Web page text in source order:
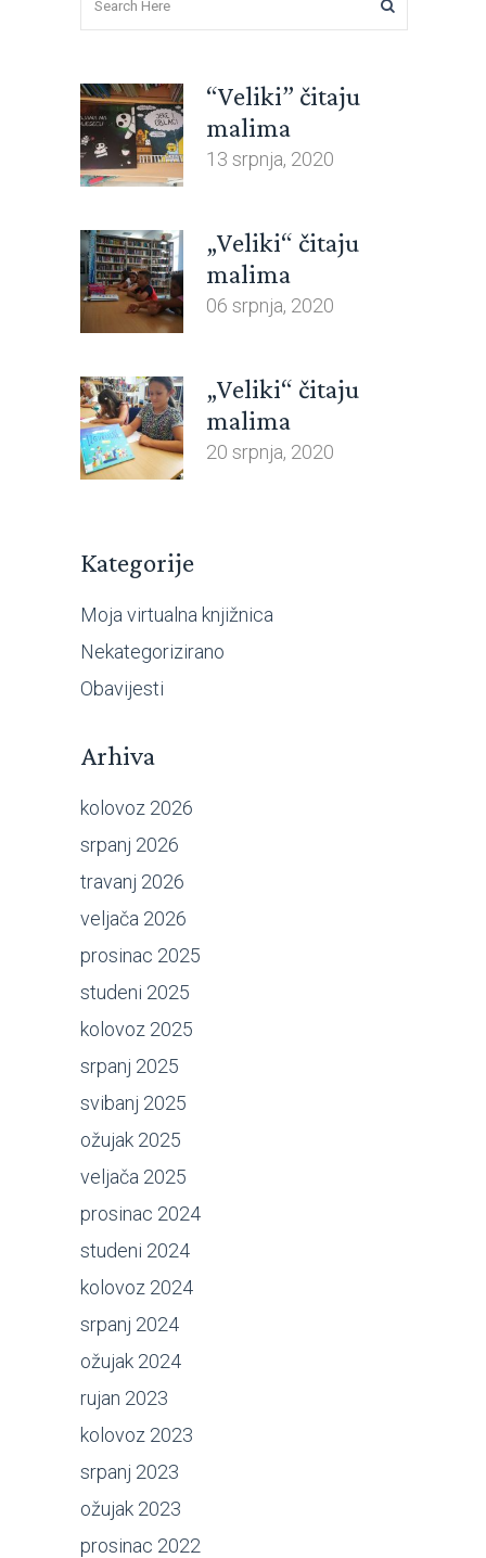
“Veliki” čitaju
malima
13 srpnja, 2020
„Veliki“ čitaju
malima
06 srpnja, 2020
„Veliki“ čitaju
malima
20 srpnja, 2020
Kategorije
Moja virtualna knjižnica
Nekategorizirano
Obavijesti
Arhiva
kolovoz 2026
srpanj 2026
travanj 2026
veljača 2026
prosinac 2025
studeni 2025
kolovoz 2025
srpanj 2025
svibanj 2025
ožujak 2025
veljača 2025
prosinac 2024
studeni 2024
kolovoz 2024
srpanj 2024
ožujak 2024
rujan 2023
kolovoz 2023
srpanj 2023
ožujak 2023
prosinac 2022